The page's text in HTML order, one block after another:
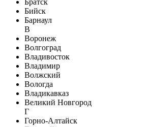
Бийск
Барнаул
В
Воронеж
Волгоград
Владивосток
Владимир
Волжский
Вологда
Владикавказ
Великий Новгород
Г
Горно-Алтайск